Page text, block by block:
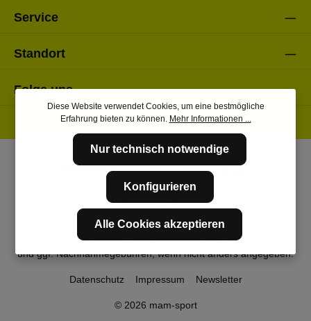
Service
Standort
Folge uns
* Alle Preise inkl. gesetzl. Mehrwertsteuer zzgl.Versandkosten
und ggf. Nachnahmegebühren, wenn nicht anders angegeben.
© 2026 mam-sport
Datenschutz Impressum Newsletter
Diese Website verwendet Cookies, um eine bestmögliche
Erfahrung bieten zu können. Mehr Informationen ...
Nur technisch notwendige
Konfigurieren
Alle Cookies akzeptieren